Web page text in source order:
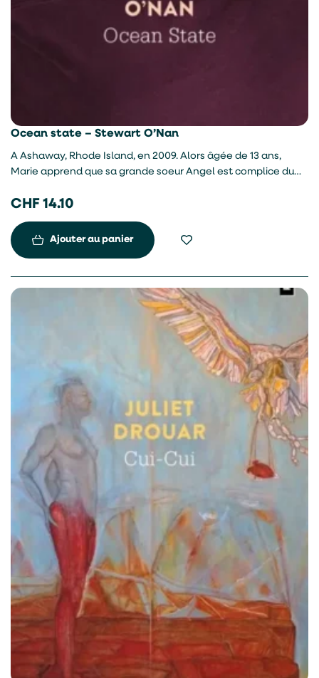
Ocean state – Stewart O’Nan
A Ashaway, Rhode Island, en 2009. Alors âgée de 13 ans,
Marie apprend que sa grande soeur Angel est complice du
émotionnelle de l’adolescence, les sentiments amoureux, les
CHF 14.10
Ajouter au panier